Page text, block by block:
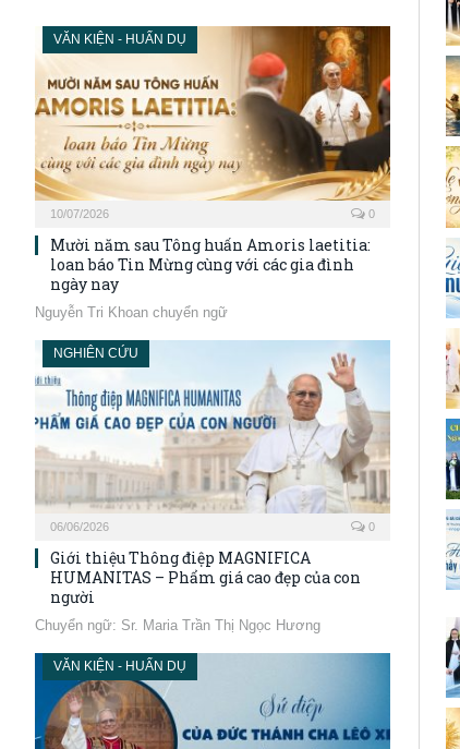
VĂN KIỆN - HUẤN DỤ
10/07/2026 0
Mười năm sau Tông huấn Amoris laetitia:
loan báo Tin Mừng cùng với các gia đình
ngày nay
Nguyễn Tri Khoan chuyển ngữ
NGHIÊN CỨU
06/06/2026 0
Giới thiệu Thông điệp MAGNIFICA
HUMANITAS – Phẩm giá cao đẹp của con
người
Chuyển ngữ: Sr. Maria Trần Thị Ngọc Hương
VĂN KIỆN - HUẤN DỤ